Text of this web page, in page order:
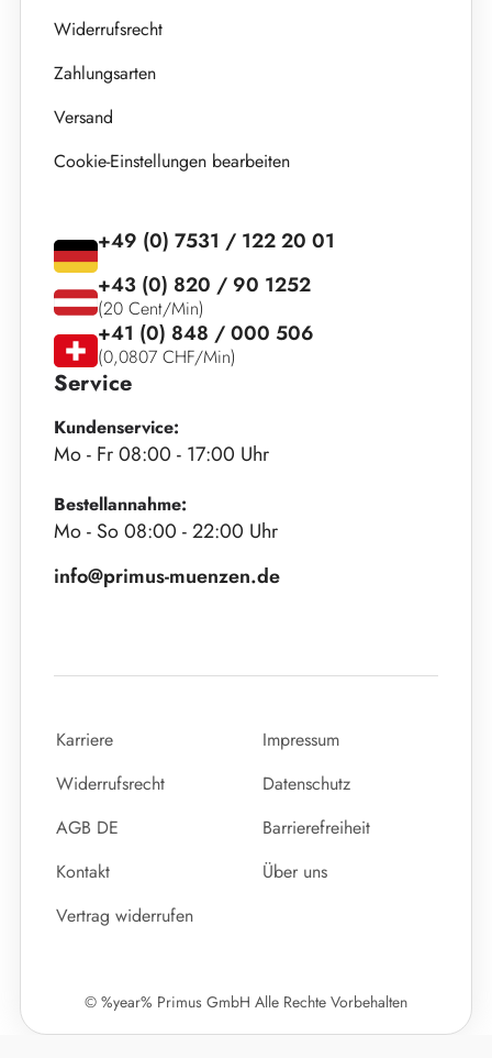
Widerrufsrecht
Zahlungsarten
Versand
Cookie-Einstellungen bearbeiten
Service
Kundenservice:
Mo - Fr 08:00 - 17:00 Uhr
Bestellannahme:
Mo - So 08:00 - 22:00 Uhr
info@primus-muenzen.de
+49 (0) 7531 / 122 20 01
+43 (0) 820 / 90 1252
(20 Cent/Min)
+41 (0) 848 / 000 506
(0,0807 CHF/Min)
Karriere
Impressum
Widerrufsrecht
Datenschutz
AGB DE
Barrierefreiheit
Kontakt
Über uns
Vertrag widerrufen
© %year% Primus GmbH Alle Rechte Vorbehalten